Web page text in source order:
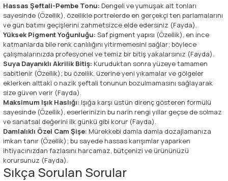
Hassas Şeftali-Pembe Tonu: Dengeli ve yumuşak alt tonları
sayesinde (Özellik), özellikle portrelerde en gerçekçi ten parlamalarını
ve gün batımı geçişlerini zahmetsizce elde edersiniz (Fayda).
Yüksek Pigment Yoğunluğu: Saf pigment yapısı (Özellik), en ince
katmanlarda bile renk canlılığını yitirmemesini sağlar; böylece
çalışmalarınızda profesyonel ve temiz bir bitiş yakalarsınız (Fayda).
Suya Dayanıklı Akrilik Bitiş: Kuruduktan sonra yüzeye tamamen
sabitlenir (Özellik); bu özellik, üzerine yeni yıkamalar ve gölgeler
eklerken alttaki o nazik şeftali tonunun bozulmamasını sağlayarak
size güven verir (Fayda).
Maksimum Işık Haslığı: Işığa karşı üstün direnç gösteren formülü
sayesinde (Özellik), eserlerinizin bu narin rengi yıllar geçse de solmaz
ve sanatsal değerini ilk günkü gibi korur (Fayda).
Damlalıklı Özel Cam Şişe: Mürekkebi damla damla dozajlamanıza
imkan tanır (Özellik); bu sayede hassas karışımlar yaparken
ihtiyacınızdan fazlasını harcamaz, bütçenizi ve ürününüzü
korursunuz (Fayda).
Sıkça Sorulan Sorular